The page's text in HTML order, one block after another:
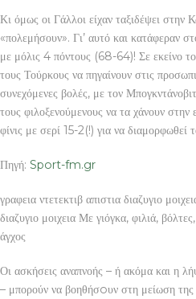
Κι όμως οι Γάλλοι είχαν ταξιδέψει στην
«πολεμήσουν». Γι’ αυτό και κατάφεραν
με μόλις 4 πόντους (68-64)! Σε εκείνο
τους Τούρκους να πηγαίνουν στις
συνεχόμενες βολές, με τον
τους φιλοξενούμενους να τα χάνουν στην
φίνις με σερί 15-2(!) για να διαμορφωθεί
Πηγή: Sport-fm.gr
γραφεια ντετεκτιβ απιστια διαζυγιο
διαζυγιο μοιχεια Με γιόγκα, φιλιά,
άγχος
Οι ασκήσεις αναπνοής – ή ακόμα και η
– μπορούν να βοηθήσoυν στη μείωση